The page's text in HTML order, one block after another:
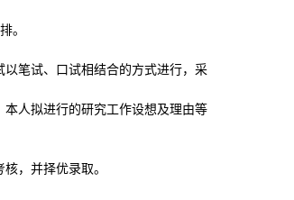
。
笔试、口试相结合的方式进行，采
人拟进行的研究工作设想及理由等
，并择优录取。